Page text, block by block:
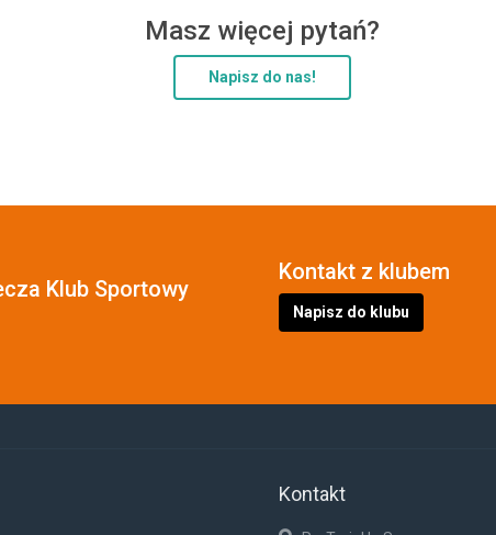
Masz więcej pytań?
Napisz do nas!
Klub Sportowy
Kontakt z klubem
Napisz do klubu
Kontakt